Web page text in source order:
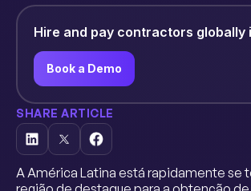
Hire and pay contractors globally
Book a Demo
SHARE ARTICLE
A América Latina está rapidamente se